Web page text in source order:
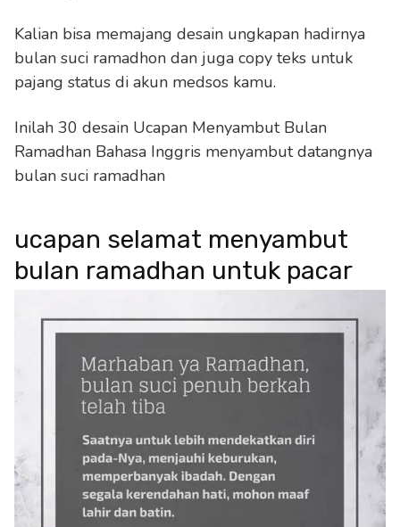
Kalian bisa memajang desain ungkapan hadirnya
bulan suci ramadhon dan juga copy teks untuk
pajang status di akun medsos kamu.
Inilah 30 desain Ucapan Menyambut Bulan
Ramadhan Bahasa Inggris menyambut datangnya
bulan suci ramadhan
ucapan selamat menyambut
bulan ramadhan untuk pacar